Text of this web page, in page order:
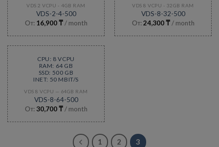
VDS 2 VCPU - 4GB RAM
VDS-2-4-500
От: 16,900₸ / month
VDS 8 VCPU - 32GB RAM
VDS-8-32-500
От:24,300₸ / month
CPU: 8 VCPU
RAM: 64 GB
SSD: 500 GB
INET: 50 MBIT/S
VDS 8 VCPU — 64GB RAM
VDS-8-64-500
От: 30,700₸ / month
1 2 3